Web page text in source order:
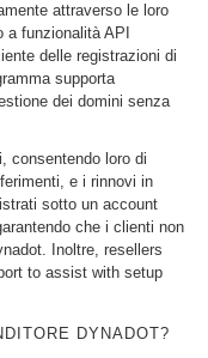
attraverso le loro
funzionalità API
delle registrazioni di
supporta
dei domini senza
consentendo loro di
e i rinnovi in
sotto un account
che i clienti non
Inoltre, resellers
to assist with setup
DYNADOT?